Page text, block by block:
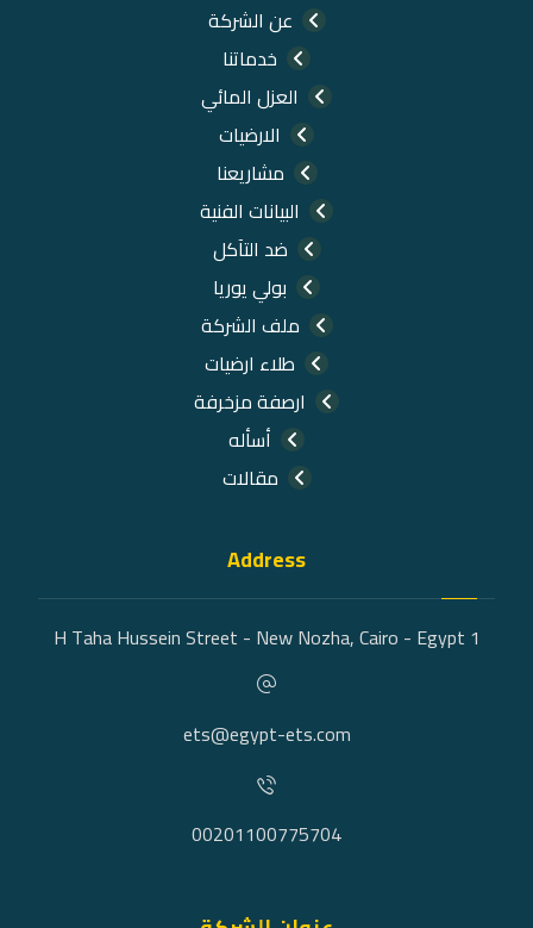
عن الشركة
خدماتنا
العزل المائي
الارضيات
مشاريعنا
البيانات الفنية
ضد التآكل
بولي يوريا
ملف الشركة
طلاء ارضيات
ارصفة مزخرفة
أسأله
مقالات
Address
1 H Taha Hussein Street - New Nozha, Cairo - Egypt
ets@egypt-ets.com
00201100775704